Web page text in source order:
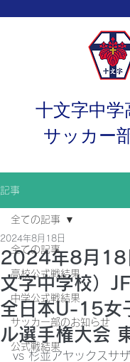
十文字中学
サッカー
記事
全ての記事
高校公式戦結果
中学公式戦結果
サッカー部のお知らせ
公式戦結果
全ての記事
2024年8月18
文字中学校）
全日本U-15女
ル選手権大会
2024年8月18日
vs 杉並アヤックスサ